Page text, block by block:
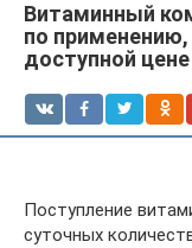
Витаминный
по
доступной цене
Поступление
суточных